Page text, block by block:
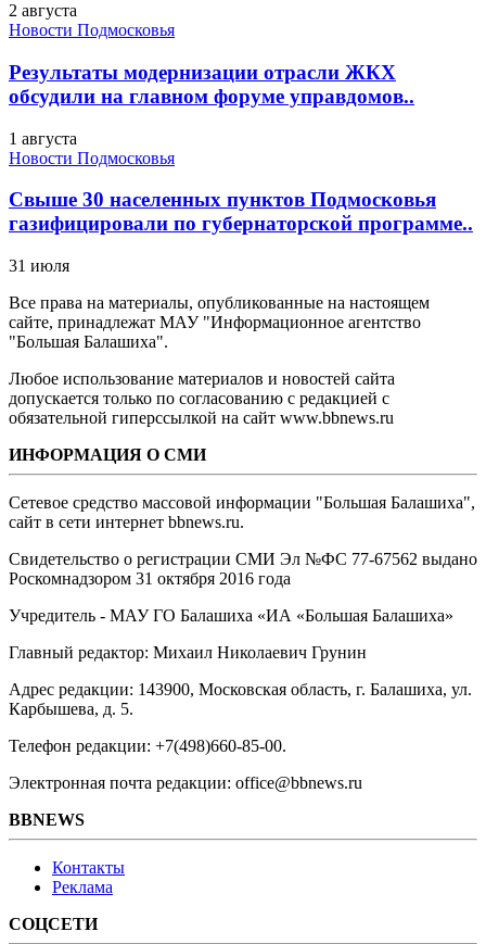
2 августа
Новости Подмосковья
Результаты модернизации отрасли ЖКХ
обсудили на главном форуме управдомов..
1 августа
Новости Подмосковья
Свыше 30 населенных пунктов Подмосковья
газифицировали по губернаторской программе..
31 июля
Все права на материалы, опубликованные на настоящем
сайте, принадлежат МАУ "Информационное агентство
"Большая Балашиха".
Любое использование материалов и новостей сайта
допускается только по согласованию с редакцией с
обязательной гиперссылкой на сайт www.bbnews.ru
ИНФОРМАЦИЯ О СМИ
Сетевое средство массовой информации "Большая Балашиха",
сайт в сети интернет bbnews.ru.
Свидетельство о регистрации СМИ Эл №ФС ‎77-67562 выдано
Роскомнадзором 31 октября 2016 года
Учредитель - МАУ ГО Балашиха «ИА «Большая Балашиха»
Главный редактор: Михаил Николаевич Грунин
Адрес редакции: 143900, Московская область, г. Балашиха, ул.
Карбышева, д. 5.
Телефон редакции: +7(498)660-85-00.
Электронная почта редакции: office@bbnews.ru
BBNEWS
Контакты
Реклама
СОЦСЕТИ